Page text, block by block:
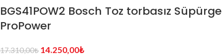
BGS41POW2 Bosch Toz torbasız Süpürge
ProPower
17.310,00₺ 14.250,00₺